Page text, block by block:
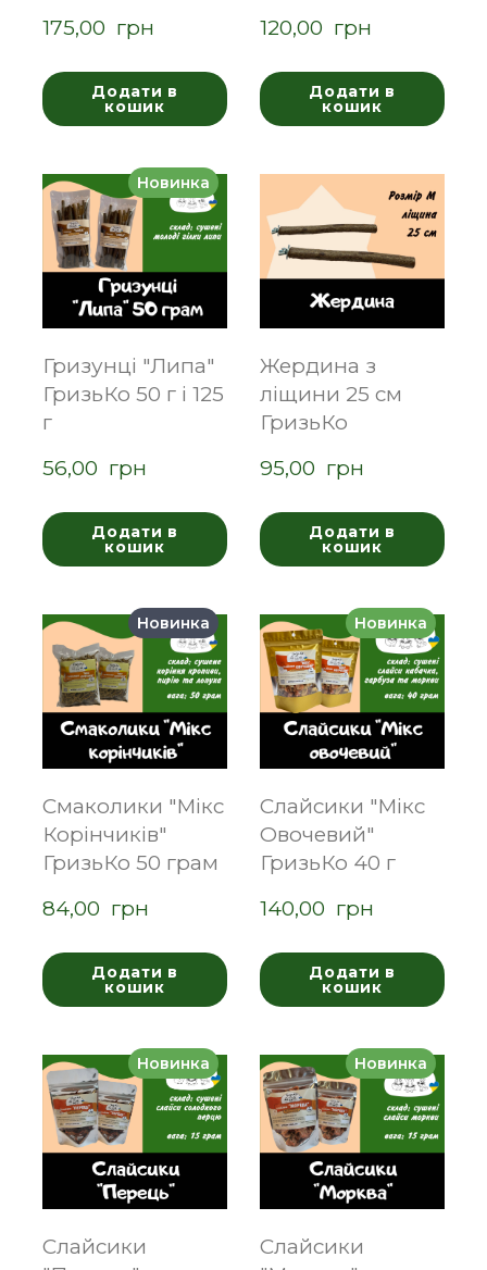
175,00  грн
Додати в
кошик
120,00  грн
Додати в
кошик
Новинка
Гризунці "Липа"
ГризьКо 50 г і 125
г
56,00  грн
Додати в
кошик
Жердина з
ліщини 25 см
ГризьКо
95,00  грн
Додати в
кошик
Новинка
Смаколики "Мікс
Корінчиків"
ГризьКо 50 грам
84,00  грн
Додати в
кошик
Новинка
Слайсики "Мікс
Овочевий"
ГризьКо 40 г
140,00  грн
Додати в
кошик
Новинка
Слайсики
Новинка
Слайсики